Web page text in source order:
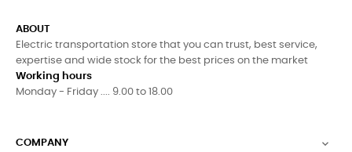
ABOUT
Electric transportation store that you can trust, best service,
expertise and wide stock for the best prices on the market
Working hours
Monday - Friday .... 9.00 to 18.00
COMPANY 